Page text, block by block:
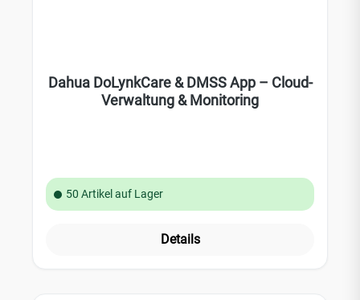
Dahua DoLynkCare & DMSS App – Cloud-
Verwaltung & Monitoring
50 Artikel auf Lager
Details